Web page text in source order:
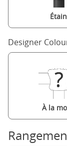
Étain
Designer
À la